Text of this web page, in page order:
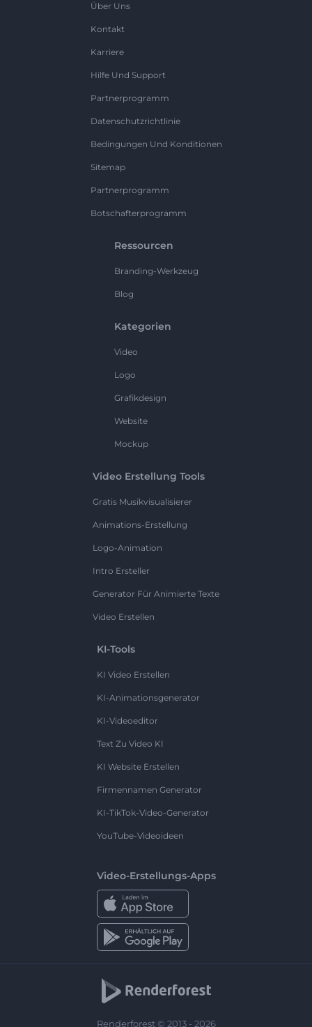
Über Uns
Kontakt
Karriere
Hilfe Und Support
Partnerprogramm
Datenschutzrichtlinie
Bedingungen Und Konditionen
Sitemap
Partnerprogramm
Botschafterprogramm
Ressourcen
Branding-Werkzeug
Blog
Kategorien
Video
Logo
Grafikdesign
Website
Mockup
Video Erstellung Tools
Gratis Musikvisualisierer
Animations-Erstellung
Logo-Animation
Intro Ersteller
Generator Für Animierte Texte
Video Erstellen
KI-Tools
KI Video Erstellen
KI-Animationsgenerator
KI-Videoeditor
Text Zu Video KI
KI Website Erstellen
Firmennamen Generator
KI-TikTok-Video-Generator
YouTube-Videoideen
Video-Erstellungs-Apps
Renderforest © 2013 - 2026